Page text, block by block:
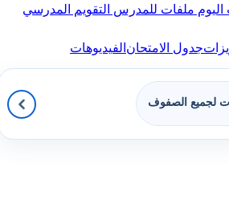
ملفات للمدرسالتقويم المدرسي
جدول الامتحانالفيديوهات
لجميع الصفوف